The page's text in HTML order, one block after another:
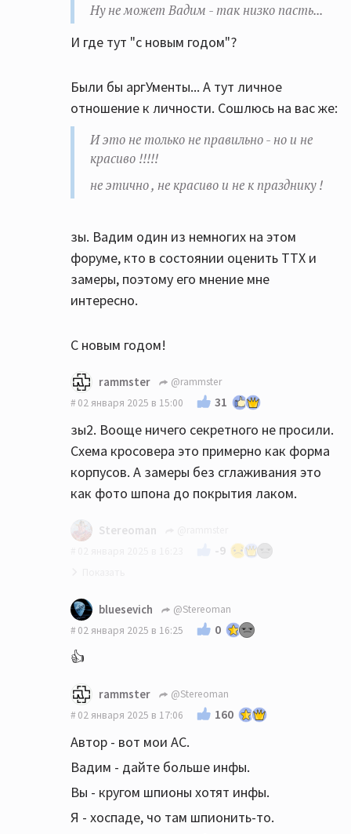
Ну не может Вадим - так низко пасть...
И где тут "с новым годом"?
Были бы аргУменты... А тут личное
отношение к личности. Сошлюсь на вас же:
И это не только не правильно - но и не
красиво !!!!!
не этично , не красиво и не к празднику !
зы. Вадим один из немногих на этом
форуме, кто в состоянии оценить ТТХ и
замеры, поэтому его мнение мне
интересно.
С новым годом!
rammster
@rammster
02 января 2025 в 15:00
31
зы2. Вооще ничего секретного не просили.
Схема кросовера это примерно как форма
корпусов. А замеры без сглаживания это
как фото шпона до покрытия лаком.
Stereoman
-9
Если вы их продаете, то так бы открыто
и указывали бы на коммерческую
коммерческую составляющую ? Ну нет у
него такого желания ! Поделиться с
единомышленниками радостью от новых
АС - есть желание. А открыто указывать на
коммерческую составляющую - нет...
Может её там вообще нет , коммерческой
составляющей - чего в этом копаться , это
bluesevich
@Stereoman
02 января 2025 в 16:25
0
👍
rammster
@Stereoman
02 января 2025 в 17:06
160
Автор - вот мои АС.
Вадим - дайте больше инфы.
Вы - кругом шпионы хотят инфы.
Я - хоспаде, чо там шпионить-то.